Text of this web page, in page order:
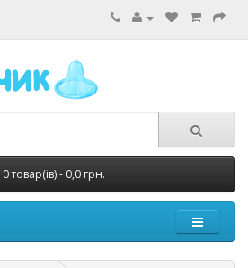
0 товар(ів) - 0,0 грн.